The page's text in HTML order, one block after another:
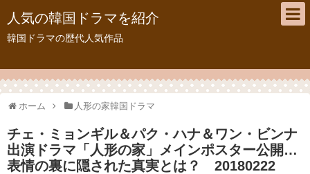
人気の韓国ドラマを紹介
韓国ドラマの歴代人気作品
ホーム 人形の家韓国ドラマ
チェ・ミョンギル＆パク・ハナ＆ワン・ビンナ
出演ドラマ「人形の家」メインポスター公開…
表情の裏に隠された真実とは？ 20180222